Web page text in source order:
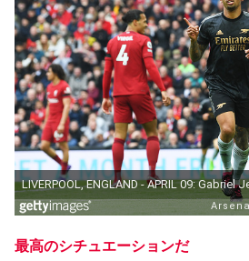
最高のシチュエーションだ